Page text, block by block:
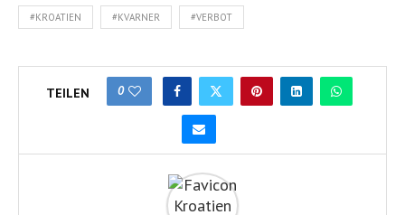
#KROATIEN #KVARNER #VERBOT
TEILEN 0